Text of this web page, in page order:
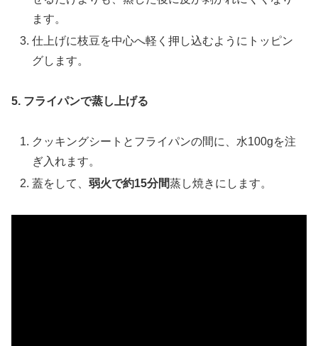
ます。
仕上げに枝豆を中心へ軽く押し込むようにトッピン
グします。
5. フライパンで蒸し上げる
クッキングシートとフライパンの間に、水100gを注
ぎ入れます。
蓋をして、弱火で約15分間蒸し焼きにします。